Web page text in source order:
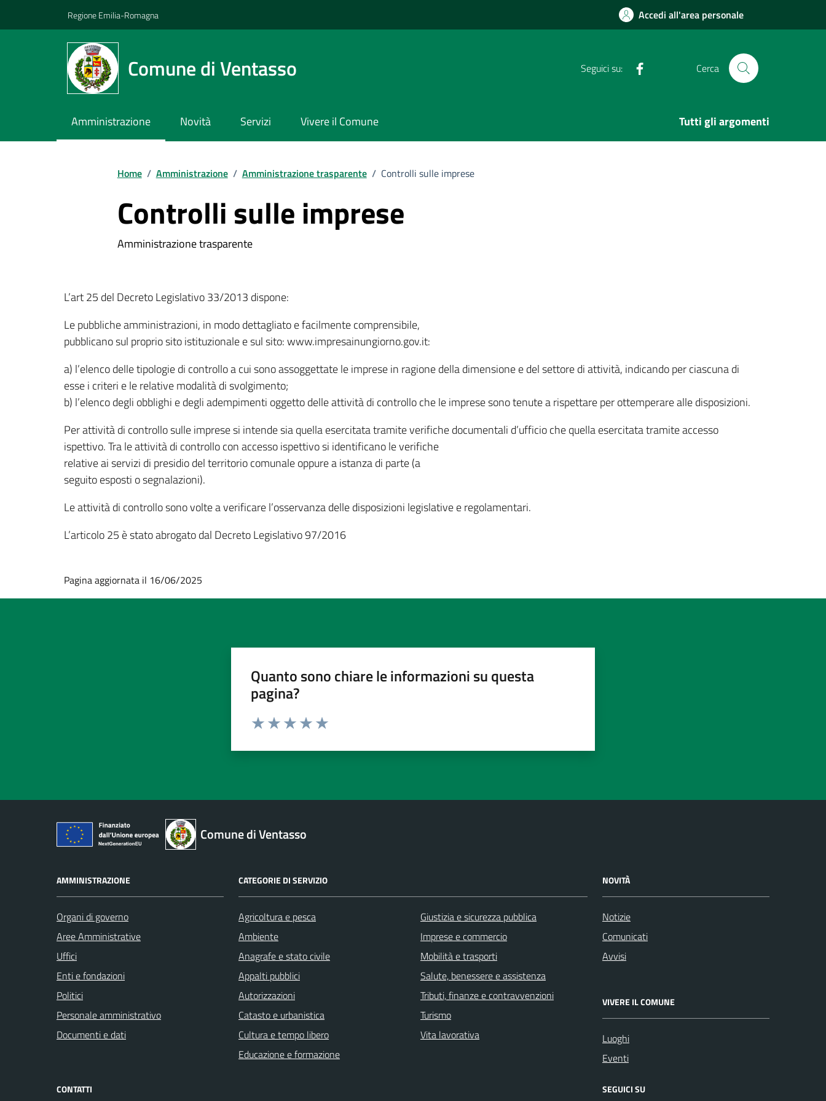
Regione Emilia-Romagna Accedi all'area personale
Comune di Ventasso Seguici su: Cerca
Amministrazione Novità Servizi Vivere il Comune Tutti gli argomenti
Home / Amministrazione / Amministrazione trasparente / Controlli sulle imprese
Controlli sulle imprese
Amministrazione trasparente
L’art 25 del Decreto Legislativo 33/2013 dispone:
Le pubbliche amministrazioni, in modo dettagliato e facilmente comprensibile,
pubblicano sul proprio sito istituzionale e sul sito: www.impresainungiorno.gov.it:
a) l’elenco delle tipologie di controllo a cui sono assoggettate le imprese in ragione della dimensione e del settore di attività, indicando per ciascuna di
esse i criteri e le relative modalità di svolgimento;
b) l’elenco degli obblighi e degli adempimenti oggetto delle attività di controllo che le imprese sono tenute a rispettare per ottemperare alle disposizioni.
Per attività di controllo sulle imprese si intende sia quella esercitata tramite verifiche documentali d’ufficio che quella esercitata tramite accesso
ispettivo. Tra le attività di controllo con accesso ispettivo si identificano le verifiche
relative ai servizi di presidio del territorio comunale oppure a istanza di parte (a
seguito esposti o segnalazioni).
Le attività di controllo sono volte a verificare l’osservanza delle disposizioni legislative e regolamentari.
L’articolo 25 è stato abrogato dal Decreto Legislativo 97/2016
Pagina aggiornata il 16/06/2025
Quanto sono chiare le informazioni su questa
pagina?
Comune di Ventasso
AMMINISTRAZIONE
Organi di governo
Aree Amministrative
Uffici
Enti e fondazioni
Politici
Personale amministrativo
Documenti e dati
CATEGORIE DI SERVIZIO
Agricoltura e pesca
Ambiente
Anagrafe e stato civile
Appalti pubblici
Autorizzazioni
Catasto e urbanistica
Cultura e tempo libero
Educazione e formazione
Giustizia e sicurezza pubblica
Imprese e commercio
Mobilità e trasporti
Salute, benessere e assistenza
Tributi, finanze e contravvenzioni
Turismo
Vita lavorativa
NOVITÀ
Notizie
Comunicati
Avvisi
VIVERE IL COMUNE
Luoghi
Eventi
CONTATTI SEGUICI SU